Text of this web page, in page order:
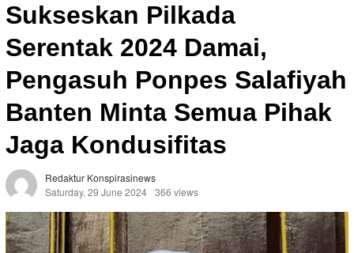
Sukseskan Pilkada
Serentak 2024 Damai,
Pengasuh Ponpes Salafiyah
Banten Minta Semua Pihak
Jaga Kondusifitas
Redaktur Konspirasinews
Saturday, 29 June 2024 366 views